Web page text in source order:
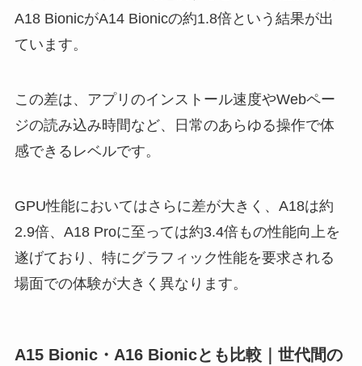
A18 BionicがA14 Bionicの約1.8倍という結果が出
ています。
この差は、アプリのインストール速度やWebペー
ジの読み込み時間など、日常のあらゆる操作で体
感できるレベルです。
GPU性能においてはさらに差が大きく、A18は約
2.9倍、A18 Proに至っては約3.4倍もの性能向上を
遂げており、特にグラフィック性能を要求される
場面での体験が大きく異なります。
A15 Bionic・A16 Bionicとも比較｜世代間の